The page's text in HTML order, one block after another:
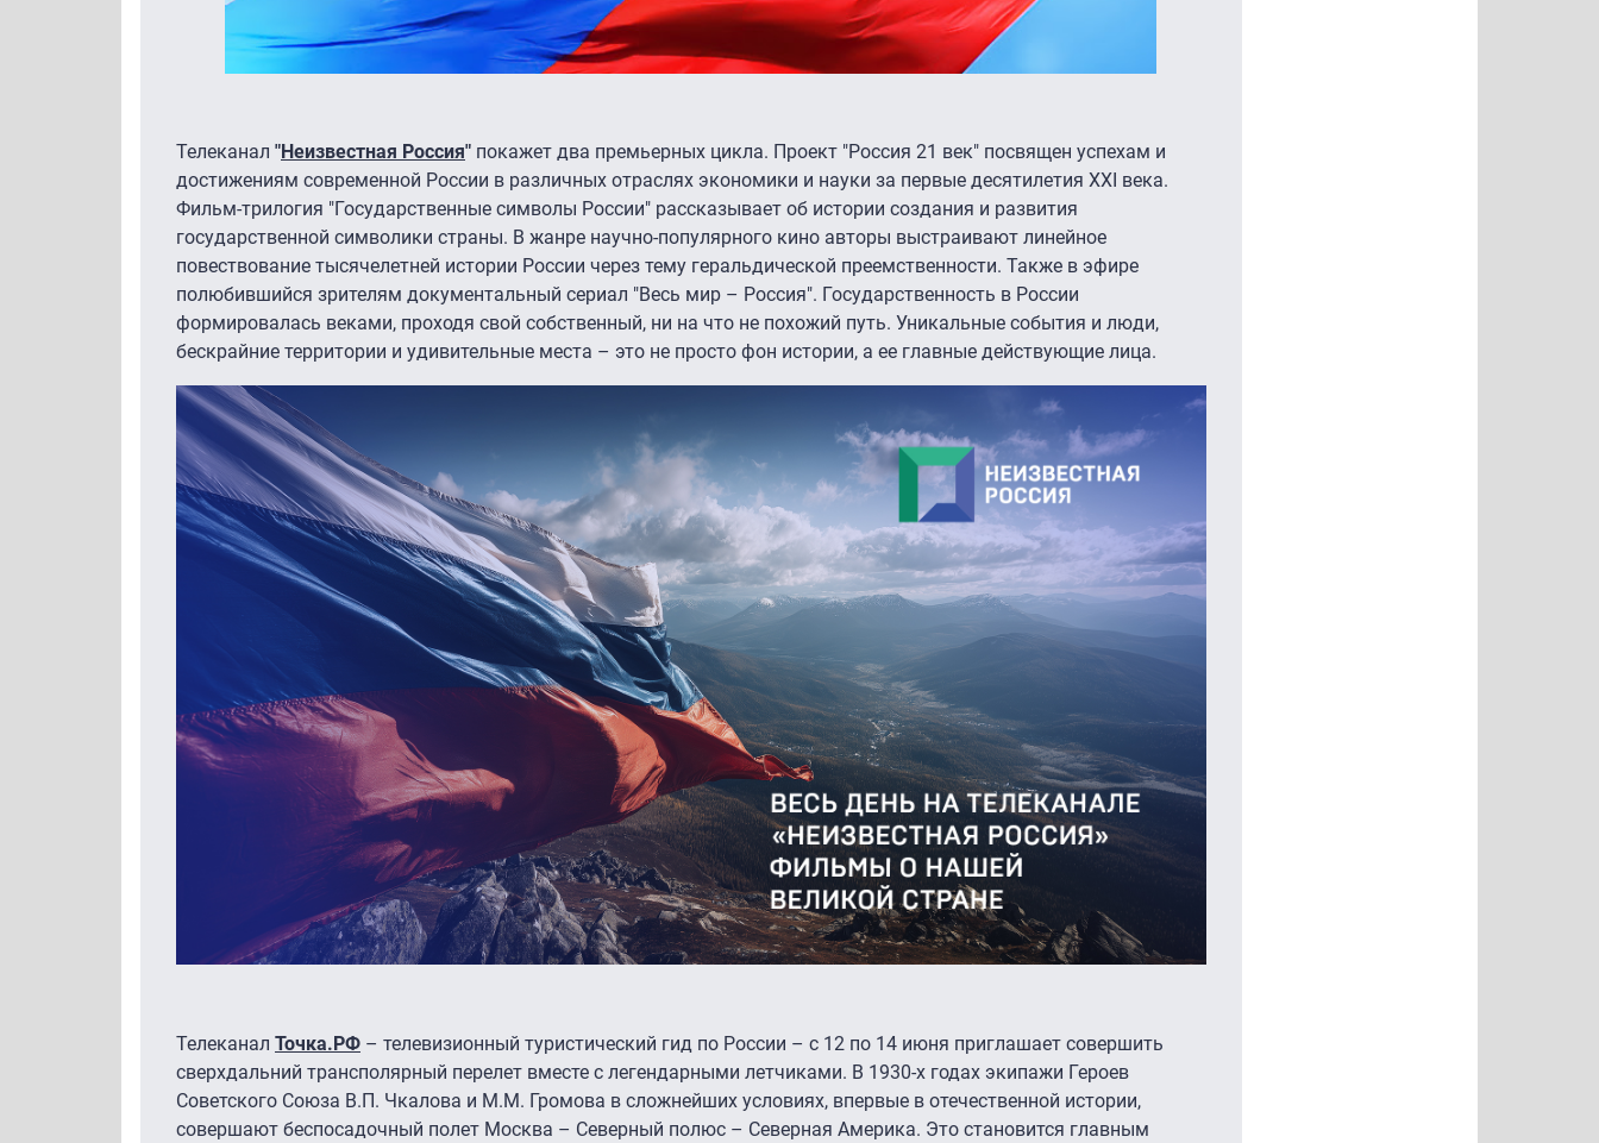
Телеканал "Неизвестная Россия" покажет два премьерных цикла. Проект "Россия 21 век" посвящен успехам и
достижениям современной России в различных отраслях экономики и науки за первые десятилетия XXI века.
Фильм-трилогия "Государственные символы России" рассказывает об истории создания и развития
государственной символики страны. В жанре научно-популярного кино авторы выстраивают линейное
повествование тысячелетней истории России через тему геральдической преемственности. Также в эфире
полюбившийся зрителям документальный сериал "Весь мир – Россия". Государственность в России
формировалась веками, проходя свой собственный, ни на что не похожий путь. Уникальные события и люди,
бескрайние территории и удивительные места – это не просто фон истории, а ее главные действующие лица.
Телеканал Точка.РФ – телевизионный туристический гид по России – с 12 по 14 июня приглашает совершить
сверхдальний трансполярный перелет вместе с легендарными летчиками. В 1930-х годах экипажи Героев
Советского Союза В.П. Чкалова и М.М. Громова в сложнейших условиях, впервые в отечественной истории,
совершают беспосадочный полет Москва – Северный полюс – Северная Америка. Это становится главным